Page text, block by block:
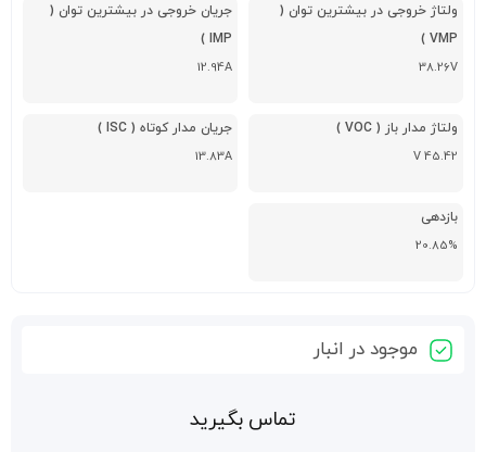
ولتاژ خروجی در بیشترین توان (
VMP )
38.26V
جریان خروجی در بیشترین توان (
IMP )
12.94A
ولتاژ مدار باز ( VOC )
45.42 V
جریان مدار کوتاه ( ISC )
13.83A
بازدهی
20.85%
موجود در انبار
تماس بگیرید